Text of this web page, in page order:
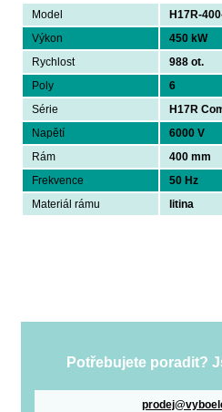
Model
H17R-
Výkon
450 kW
Rychlost
988 ot.
Poly
6
Série
H17R
Napětí
6000 V
Rám
400 mm
Frekvence
50 Hz
Materiál rámu
litina
Potřebujete poradit?